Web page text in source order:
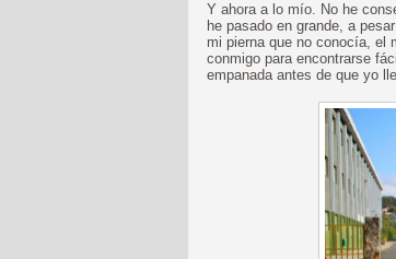
Y ahora a lo mío. No he
he pasado en grande, a
mi pierna que no conocía, el
conmigo para encontrarse
empanada antes de que yo